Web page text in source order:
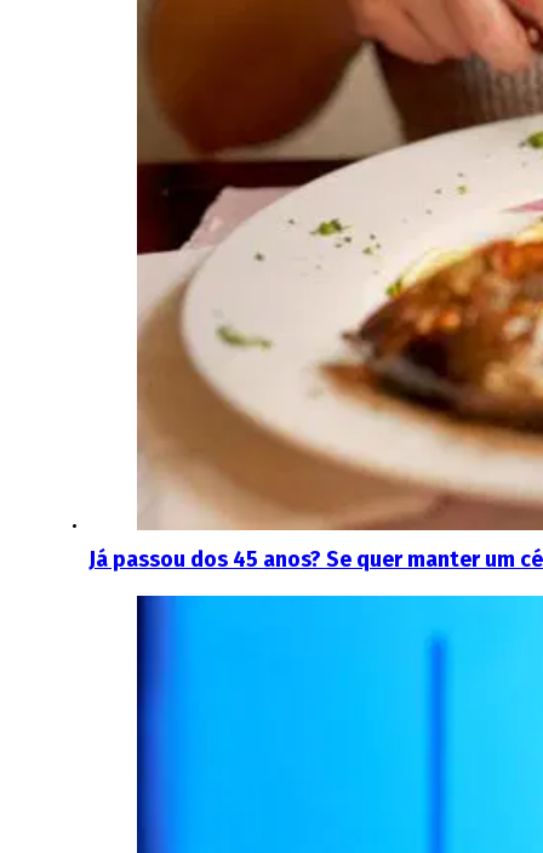
Já passou dos 45 anos? Se quer manter um